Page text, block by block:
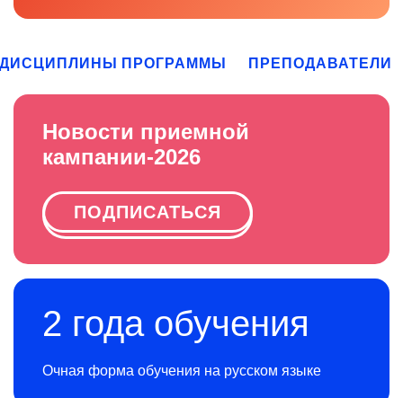
ПРОГРАММЫ ПРЕПОДАВАТЕЛИ
Новости приемной
кампании-2026
ПОДПИСАТЬСЯ
2 года обучения
Очная форма обучения на русском языке